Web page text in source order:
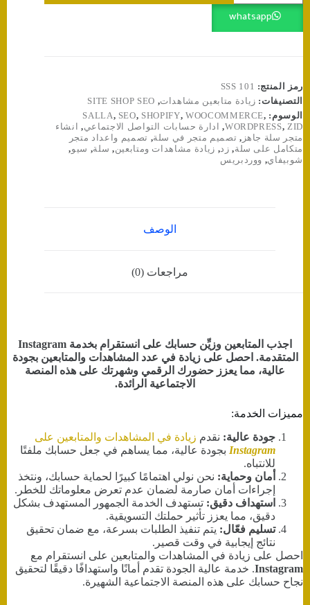
متابعين
انستقرام
🌟
whatsapp
رمز المنتج: SSS 101
التصنيفات: زيادة متابعين مشاهدات,
SITE SHOP SEO
الوسوم:
SALLA, SEO, SHOPIFY, WOOCOMMERCE,
WORDPRESS,ZID
, ادارة حسابات التواصل الاجتماعي,
انشاء
متجر سلة جاهز , تصميم متجر في سلة, تصميم واعداد متجر
متكامل على سلة, زد, زيادة مشاهدات ومتابعين, سلة, سيو,
شوبيفاي, ووردبريس
الوصف
مراجعات (0)
اجذب المتابعين وزيِّن حسابك على انستقرام بخدمة Instagram
المتقدمة. احصل على زيادة في عدد المشاهدات والمتابعين بجودة
عالية، مما يعزز حضورك الرقمي وشهرتك على هذه المنصة
الاجتماعية الرائدة.
مميزات الخدمة:
جودة عالية: نقدم زيادة في المشاهدات والمتابعين على
Instagram بجودة عالية، مما يساهم في جعل حسابك ملفتًا
للانتباه.
أمان وحماية: نحن نولي اهتمامًا كبيرًا لحماية حسابك، ونتخذ
إجراءات أمان صارمة لضمان عدم تعرض معلوماتك للخطر.
استهداف دقيق: تستهدف الخدمة الجمهور المستهدف بشكل
دقيق، مما يعزز تأثير حملتك التسويقية.
تسليم فعّال: يتم تنفيذ الطلبات بسرعة، مع ضمان تحقيق
نتائج إيجابية في وقت قصير.
احصل على زيادة في المشاهدات والمتابعين على انستقرام مع
Instagram. خدمة عالية الجودة تقدم أمانًا واستهدافًا دقيقًا لتحقيق
نجاح حسابك على هذه المنصة الاجتماعية الشهيرة.